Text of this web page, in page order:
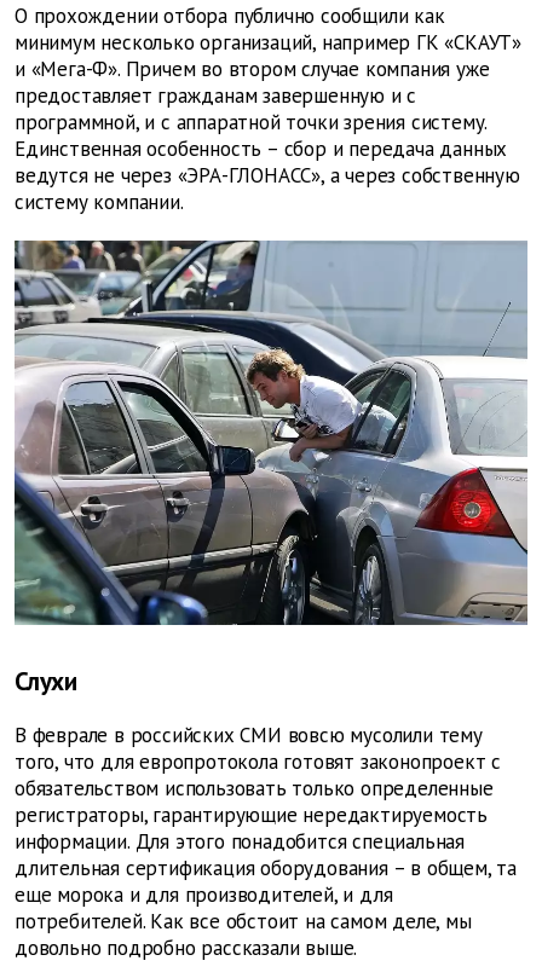
О прохождении отбора публично сообщили как
минимум несколько организаций, например ГК «СКАУТ»
и «Мега-Ф». Причем во втором случае компания уже
предоставляет гражданам завершенную и с
программной, и с аппаратной точки зрения систему.
Единственная особенность – сбор и передача данных
ведутся не через «ЭРА-ГЛОНАСС», а через собственную
систему компании.
Слухи
В феврале в российских СМИ вовсю мусолили тему
того, что для европротокола готовят законопроект с
обязательством использовать только определенные
регистраторы, гарантирующие нередактируемость
информации. Для этого понадобится специальная
длительная сертификация оборудования – в общем, та
еще морока и для производителей, и для
потребителей. Как все обстоит на самом деле, мы
довольно подробно рассказали выше.